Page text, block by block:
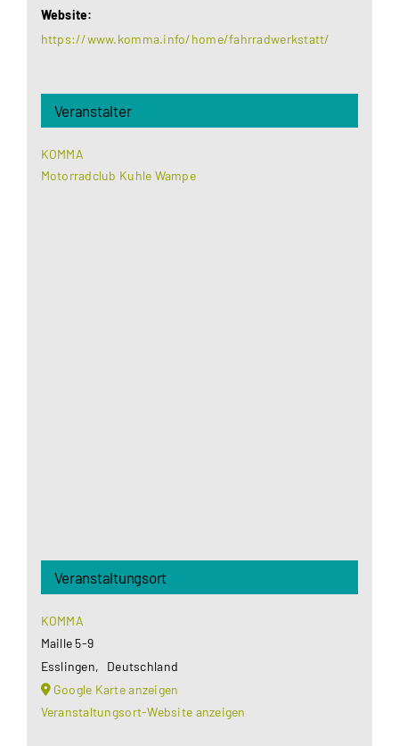
Website:
https://www.komma.info/home/fahrradwerkstatt/
Veranstalter
KOMMA
Motorradclub Kuhle Wampe
Veranstaltungsort
KOMMA
Maille 5-9
Esslingen,
Deutschland
Google Karte anzeigen
Veranstaltungsort-Website anzeigen